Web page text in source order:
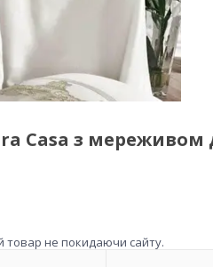
Casa з
товар не покидаючи сайту.